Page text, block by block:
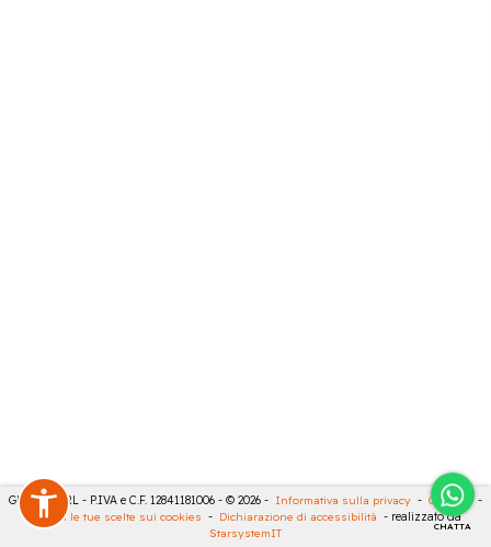
CHATTA
GECO 14 SRL - P.IVA e C.F. 12841181006 - © 2026 - Informativa sulla privacy - Cookies
-
Rivedi le tue scelte sui cookies - Dichiarazione di accessibilità - realizzato da
StarsystemIT